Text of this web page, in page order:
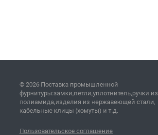
© 2026 Поставка промышленной
фурнитуры:замки,петли,уплотнитель,ручки из
полиамида,изделия из нержавеющей стали,
кабельные клицы (хомуты) и т.д.
Пользовательское соглашение